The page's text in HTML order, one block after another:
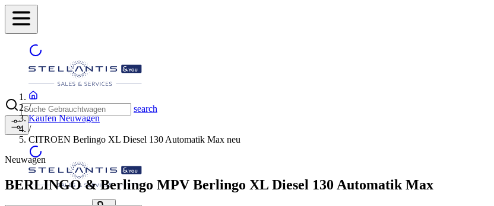
search
/
Kaufen Neuwagen
/
CITROEN Berlingo XL Diesel 130 Automatik Max neu
Neuwagen
BERLINGO & Berlingo MPV Berlingo XL Diesel 130 Automatik Max